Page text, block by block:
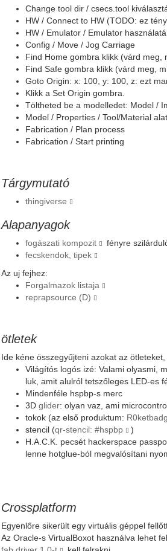
Change tool dir / csecs.tool
HW / Connect to HW (TODO: ez
HW / Emulator / Emulator
Config / Move / Jog Carriage
Find Home gombra klikk (várd meg,
Find Safe gombra klikk (várd meg,
Goto Origin: x: 100, y: 100, z: ezt
Klikk a Set Origin gombra.
Töltheted be a modelledet: Model /
Model / Properties / Tool/Material
Fabrication / Plan process
Fabrication / Start printing
Tárgymutató
thingiverse
Alapanyagok
fogászati kompozit
fényre
fecskendok, tipek
Az uj fejhez:
Forgalmazok listaja
reprapsource (D)
ötletek
Ide kéne összegyűjteni azokat az
Világítós logós izé: Valami olyasmi,
luk, amit alulról tetszőleges LED-es
Mindenféle hspbp-s merc
3D glider: olyan vaz, ami
tokok (az első produktum:
stencil (qr-stencil: #hspbp
)
H.A.C.K. pecsét hackerspace
lenne hotglue-ból megvalósítani
Crossplatform
Egyenlőre sikerült egy virtuális géppel
Az Oracle-s VirtualBoxot használva lehet